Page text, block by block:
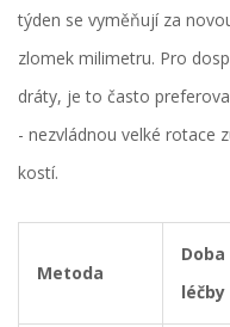
týden se vyměňují za
zlomek milimetru. Pro
dráty, je to často
- nezvládnou velké rotace
kostí.
Metoda
Doba
léčby